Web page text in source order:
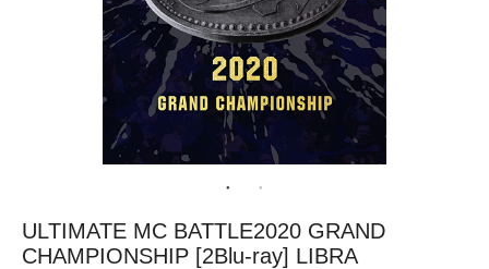
ULTIMATE MC BATTLE2020 GRAND
CHAMPIONSHIP [2Blu-ray] LIBRA